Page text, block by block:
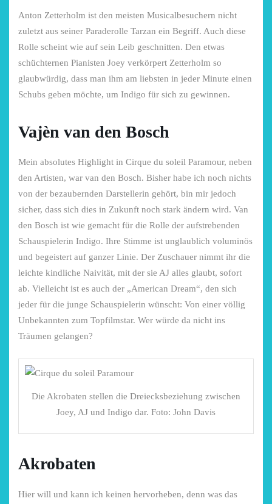
Anton Zetterholm ist den meisten Musicalbesuchern nicht
zuletzt aus seiner Paraderolle Tarzan ein Begriff. Auch diese
Rolle scheint wie auf sein Leib geschnitten. Den etwas
schüchternen Pianisten Joey verkörpert Zetterholm so
glaubwürdig, dass man ihm am liebsten in jeder Minute einen
Schubs geben möchte, um Indigo für sich zu gewinnen.
Vajèn van den Bosch
Mein absolutes Highlight in Cirque du soleil Paramour, neben
den Artisten, war van den Bosch. Bisher habe ich noch nichts
von der bezaubernden Darstellerin gehört, bin mir jedoch
sicher, dass sich dies in Zukunft noch stark ändern wird. Van
den Bosch ist wie gemacht für die Rolle der aufstrebenden
Schauspielerin Indigo. Ihre Stimme ist unglaublich voluminös
und begeistert auf ganzer Linie. Der Zuschauer nimmt ihr die
leichte kindliche Naivität, mit der sie AJ alles glaubt, sofort
ab. Vielleicht ist es auch der „American Dream“, den sich
jeder für die junge Schauspielerin wünscht: Von einer völlig
Unbekannten zum Topfilmstar. Wer würde da nicht ins
Träumen gelangen?
Die Akrobaten stellen die Dreiecksbeziehung zwischen
Joey, AJ und Indigo dar. Foto: John Davis
Akrobaten
Hier will und kann ich keinen hervorheben, denn was das